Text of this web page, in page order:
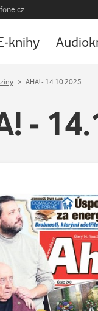
knihy
AHA! - 14.10.2025
-